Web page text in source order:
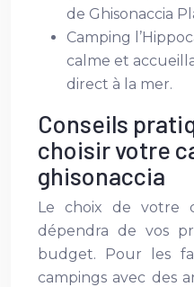
de Ghisonaccia
Camping
calme et
direct à la mer.
Conseils
choisir votre
ghisonaccia
Le choix de votre
dépendra de vos
budget. Pour les
campings avec des